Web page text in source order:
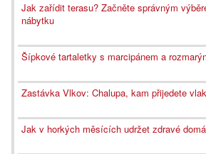
Jak zařídit terasu? Začněte správným
nábytku
Šípkové tartaletky s marcipánem a
Zastávka Vlkov: Chalupa, kam přijedete
Jak v horkých měsících udržet zdravé